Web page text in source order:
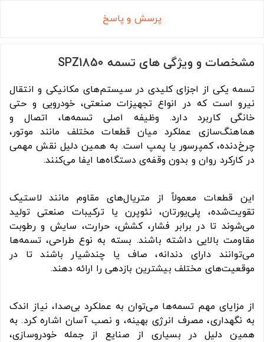
پرسش و پاسخ
مشخصات و ویژگی های تسمه SPZ1850
تسمه یکی از اجزای کلیدی در سیستم‌های مکانیکی و انتقال
نیرو است که در انواع تجهیزات صنعتی، خودرویی و حتی
خانگی کاربرد دارد. وظیفه اصلی تسمه‌ها، اتصال و
هماهنگ‌سازی عملکرد میان قطعات مختلف مانند موتور،
چرخ‌دنده، کمپرسور یا پمپ است. به همین دلیل نقش مهمی
در کارکرد روان و بدون وقفه‌ی دستگاه‌ها ایفا می‌کنند.
این قطعات معمولاً از متریال‌های مقاوم مانند لاستیک
تقویت‌شده، پلی‌یورتان، نئوپرن یا ترکیبات صنعتی تولید
می‌شوند تا در برابر فشار، کشش، حرارت، سایش و رطوبت
مقاومت بالایی داشته باشند. بسته به نوع طراحی، تسمه‌ها
می‌توانند دارای دندانه، صاف یا چندشیار باشند تا در
موقعیت‌های مختلف بیشترین بازدهی را ارائه دهند.
از مزایای مهم تسمه‌ها می‌توان به عملکرد بی‌صدا، نیاز اندک
به نگهداری، مصرف انرژی بهینه، و نصب آسان اشاره کرد. به
همین دلیل در بسیاری از صنایع از جمله خودروسازی،